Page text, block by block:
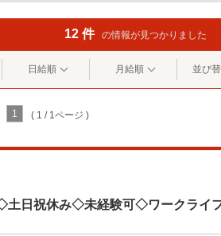
12 件 の情報が見つかりました
日給順 月給順 並び
1 ( 1 / 1ページ )
土日祝休み◇未経験可◇ワークライ